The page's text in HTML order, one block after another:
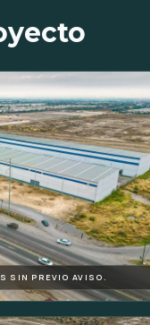
SIN PREVIO AVISO.